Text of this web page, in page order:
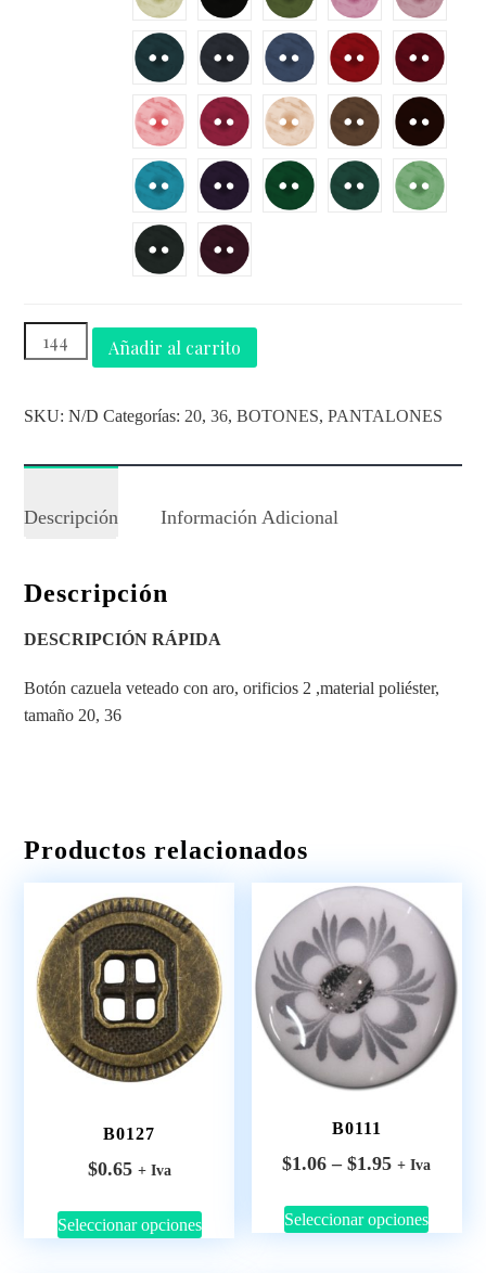
Añadir al carrito
SKU:N/D Categorías: 20,36,BOTONES,PANTALONES
Descripción Información Adicional
Descripción
DESCRIPCIÓN RÁPIDA
Botón cazuela veteado con aro, orificios 2 ,material poliéster,
tamaño 20, 36
Productos relacionados
B0127
$0.65 + Iva
Seleccionar opciones
B0111
$1.06 – $1.95 + Iva
Seleccionar opciones